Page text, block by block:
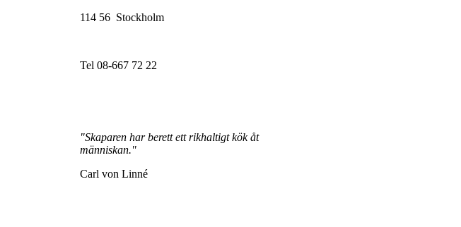
114 56 Stockholm
Tel 08-667 72 22
"Skaparen har berett ett rikhaltigt kök åt
människan."
Carl von Linné